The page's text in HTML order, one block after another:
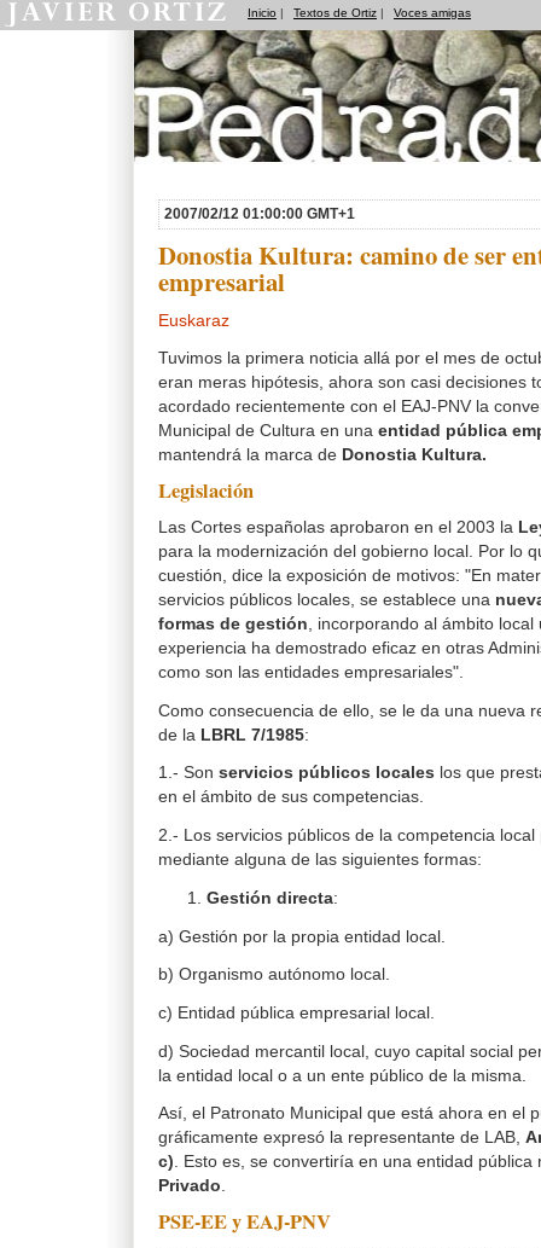
Inicio | Textos de Ortiz | Voces amigas
2007/02/12 01:00:00 GMT+1
Donostia Kultura: camino de ser
empresarial
Euskaraz
Tuvimos la primera noticia allá por el mes de
eran meras hipótesis, ahora son casi decisiones
acordado recientemente con el EAJ-PNV la
Municipal de Cultura en una entidad pública
mantendrá la marca de Donostia Kultura.
Legislación
Las Cortes españolas aprobaron en el 2003 la
para la modernización del gobierno local. Por lo
cuestión, dice la exposición de motivos: "En
servicios públicos locales, se establece una
formas de gestión, incorporando al ámbito
experiencia ha demostrado eficaz en otras
como son las entidades empresariales".
Como consecuencia de ello, se le da una nueva
de la LBRL 7/1985:
1.- Son servicios públicos locales los que
en el ámbito de sus competencias.
2.- Los servicios públicos de la competencia
mediante alguna de las siguientes formas:
Gestión directa:
a) Gestión por la propia entidad local.
b) Organismo autónomo local.
c) Entidad pública empresarial local.
d) Sociedad mercantil local, cuyo capital social
la entidad local o a un ente público de la misma.
Así, el Patronato Municipal que está ahora en el
gráficamente expresó la representante de LAB,
c). Esto es, se convertiría en una entidad pública
Privado.
PSE-EE y EAJ-PNV